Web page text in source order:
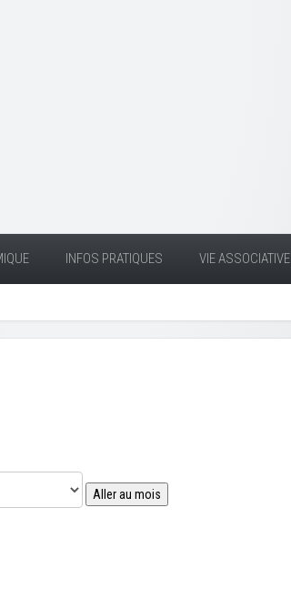
INFOS PRATIQUES VIE ASSOCIATIVE
Aller au mois